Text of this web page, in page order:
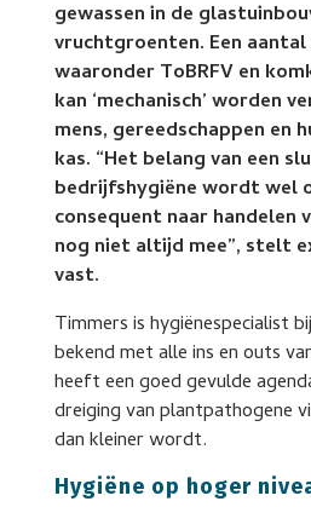
gewassen in de
vruchtgroenten. Een aantal
waaronder ToBRFV en
kan ‘mechanisch’ worden
mens, gereedschappen en
kas. “Het belang van een
bedrijfshygiëne wordt wel
consequent naar
nog niet altijd mee”, stelt
vast.
Timmers is hygiënespecialist
bekend met alle ins en outs
heeft een goed gevulde
dreiging van plantpathogene
dan kleiner wordt.
Hygiëne op hoger